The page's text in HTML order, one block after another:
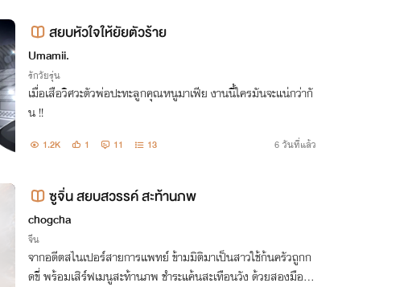
สยบหัวใจให้ยัยตัวร้าย
Umamii.
รักวัยรุ่น
เมื่อเสือวิศวะตัวพ่อปะทะลูกคุณหนูมาเฟีย งานนี้ใครมันจะแน่กว่ากั
น !!
1.2K 1 11 13 6 วันที่แล้ว
ซูจิ่น สยบสวรรค์ สะท้านภพ
chogcha
จีน
จากอดีตสไนเปอร์สายการแพทย์ ข้ามมิติมาเป็นสาวใช้ก้นครัวถูกก
ดขี่ พร้อมเสิร์ฟเมนูสะท้านภพ ชำระแค้นสะเทือนวัง ด้วยสองมือแ